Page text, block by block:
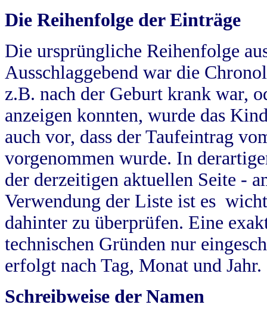
Die Reihenfolge der Einträge
Die ursprüngliche Reihenfolge
Ausschlaggebend war die
z.B. nach der Geburt krank war,
anzeigen konnten, wurde das
auch vor, dass der Taufeintrag
vorgenommen wurde. In
der derzeitigen aktuellen Seite -
Verwendung der Liste ist es
dahinter zu überprüfen. Eine
technischen Gründen nur
erfolgt nach Tag, Monat und Jahr.
Schreibweise der Namen